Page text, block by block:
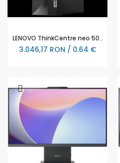
LENOVO ThinkCentre neo 50s G5 Intel Core i5-14400 16GB 512GB SSD M.2 PCIe Intel UHD - 12XD004FBL
3.046,17 RON / 0.64 €